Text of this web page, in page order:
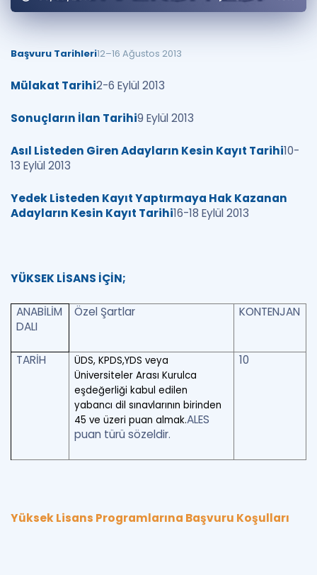
Puan Hesaplama
İngilizce Gramer
Başvuru Tarihleri12–16 Ağustos 2013
Mülakat Tarihi2-6 Eylül 2013
Sonuçların İlan Tarihi9 Eylül 2013
Asıl Listeden Giren Adayların Kesin Kayıt Tarihi10-
13 Eylül 2013
Yedek Listeden Kayıt Yaptırmaya Hak Kazanan
Adayların Kesin Kayıt Tarihi16-18 Eylül 2013
YÜKSEK LİSANS İÇİN;
ANABİLİM
DALI
Özel Şartlar KONTENJAN
TARİH
ÜDS, KPDS,YDS veya
Üniversiteler Arası Kurulca
eşdeğerliği kabul edilen
yabancı dil sınavlarının birinden
45 ve üzeri puan almak.ALES
puan türü sözeldir.
10
Yüksek Lisans Programlarına Başvuru Koşulları